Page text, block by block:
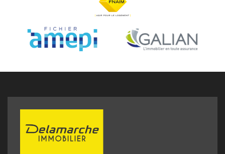
Nos agences
Espace client Nous contacter